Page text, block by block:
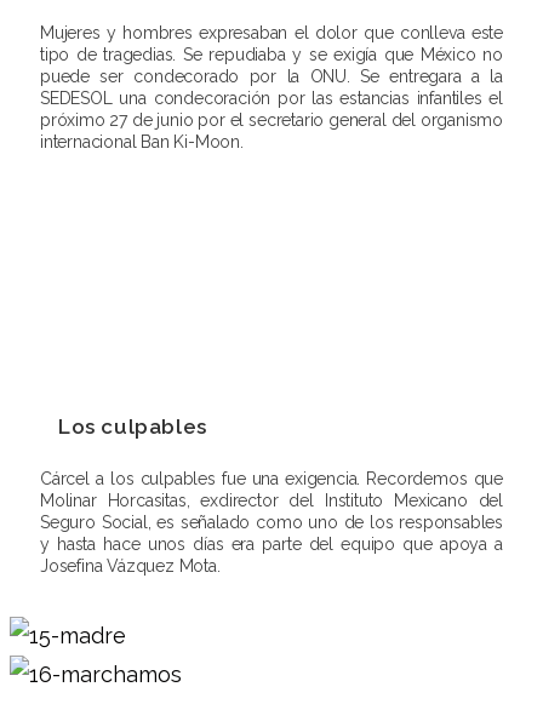
Mujeres y hombres expresaban el dolor que conlleva este
tipo de tragedias. Se repudiaba y se exigía que México no
puede ser condecorado por la ONU. Se entregara a la
SEDESOL una condecoración por las estancias infantiles el
próximo 27 de junio por el secretario general del organismo
internacional Ban Ki-Moon.
Los culpables
Cárcel a los culpables fue una exigencia. Recordemos que
Molinar Horcasitas, exdirector del Instituto Mexicano del
Seguro Social, es señalado como uno de los responsables
y hasta hace unos días era parte del equipo que apoya a
Josefina Vázquez Mota.